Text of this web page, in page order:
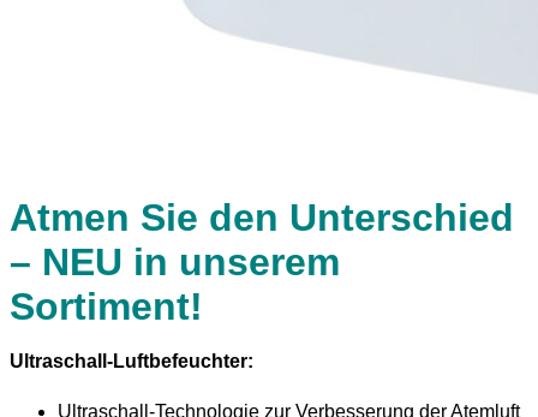
Atmen Sie den Unterschied
– NEU in unserem
Sortiment!
Ultraschall-Luftbefeuchter:
Ultraschall-Technologie zur Verbesserung der Atemluft